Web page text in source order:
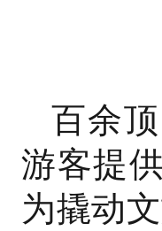
百余
游客提
为撬动